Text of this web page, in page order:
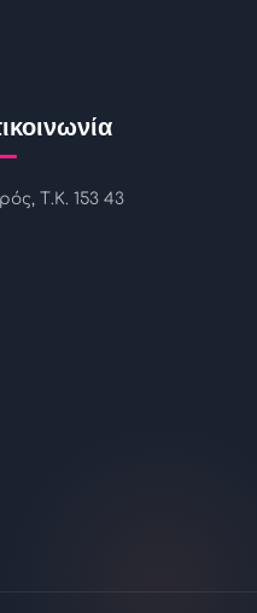
Τ.Κ. 153 43